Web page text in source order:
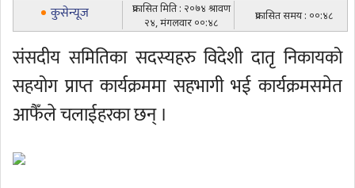
कुसेन्यूज
प्रकासित मिति : २०७४ श्रावण
२४, मंगलवार ००:४८
प्रकासित समय : ००:४८
संसदीय समितिका सदस्यहरु विदेशी दातृ निकायको
सहयोग प्राप्त कार्यक्रममा सहभागी भई कार्यक्रमसमेत
आफैँले चलाईहरका छन् ।